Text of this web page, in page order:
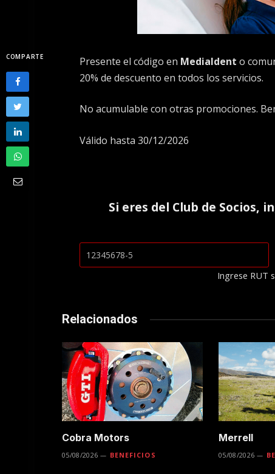
COMPARTE Presente el código en Medialdent o
20% de descuento en todos los servicios.
No acumulable con otras promociones.
Válido hasta 30/12/2026
Si eres del Club de Socios,
Ingrese RUT
Relacionados
Cobra Motors
05/08/2026 BENEFICIOS
Merrell
05/08/2026